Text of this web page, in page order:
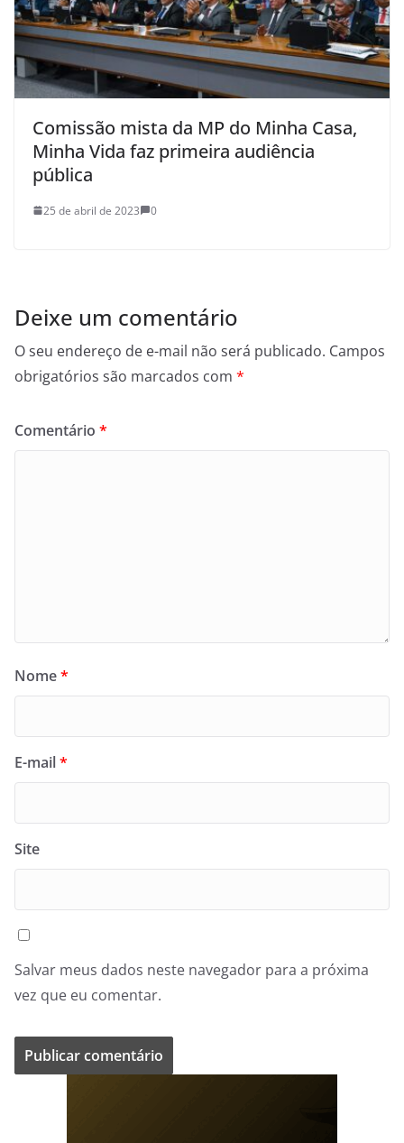
Comissão mista da MP do Minha Casa,
Minha Vida faz primeira audiência
pública
25 de abril de 2023 0
Deixe um comentário
O seu endereço de e-mail não será publicado. Campos
obrigatórios são marcados com *
Comentário *
Nome*
E-mail*
Site
Salvar meus dados neste navegador para a próxima
vez que eu comentar.